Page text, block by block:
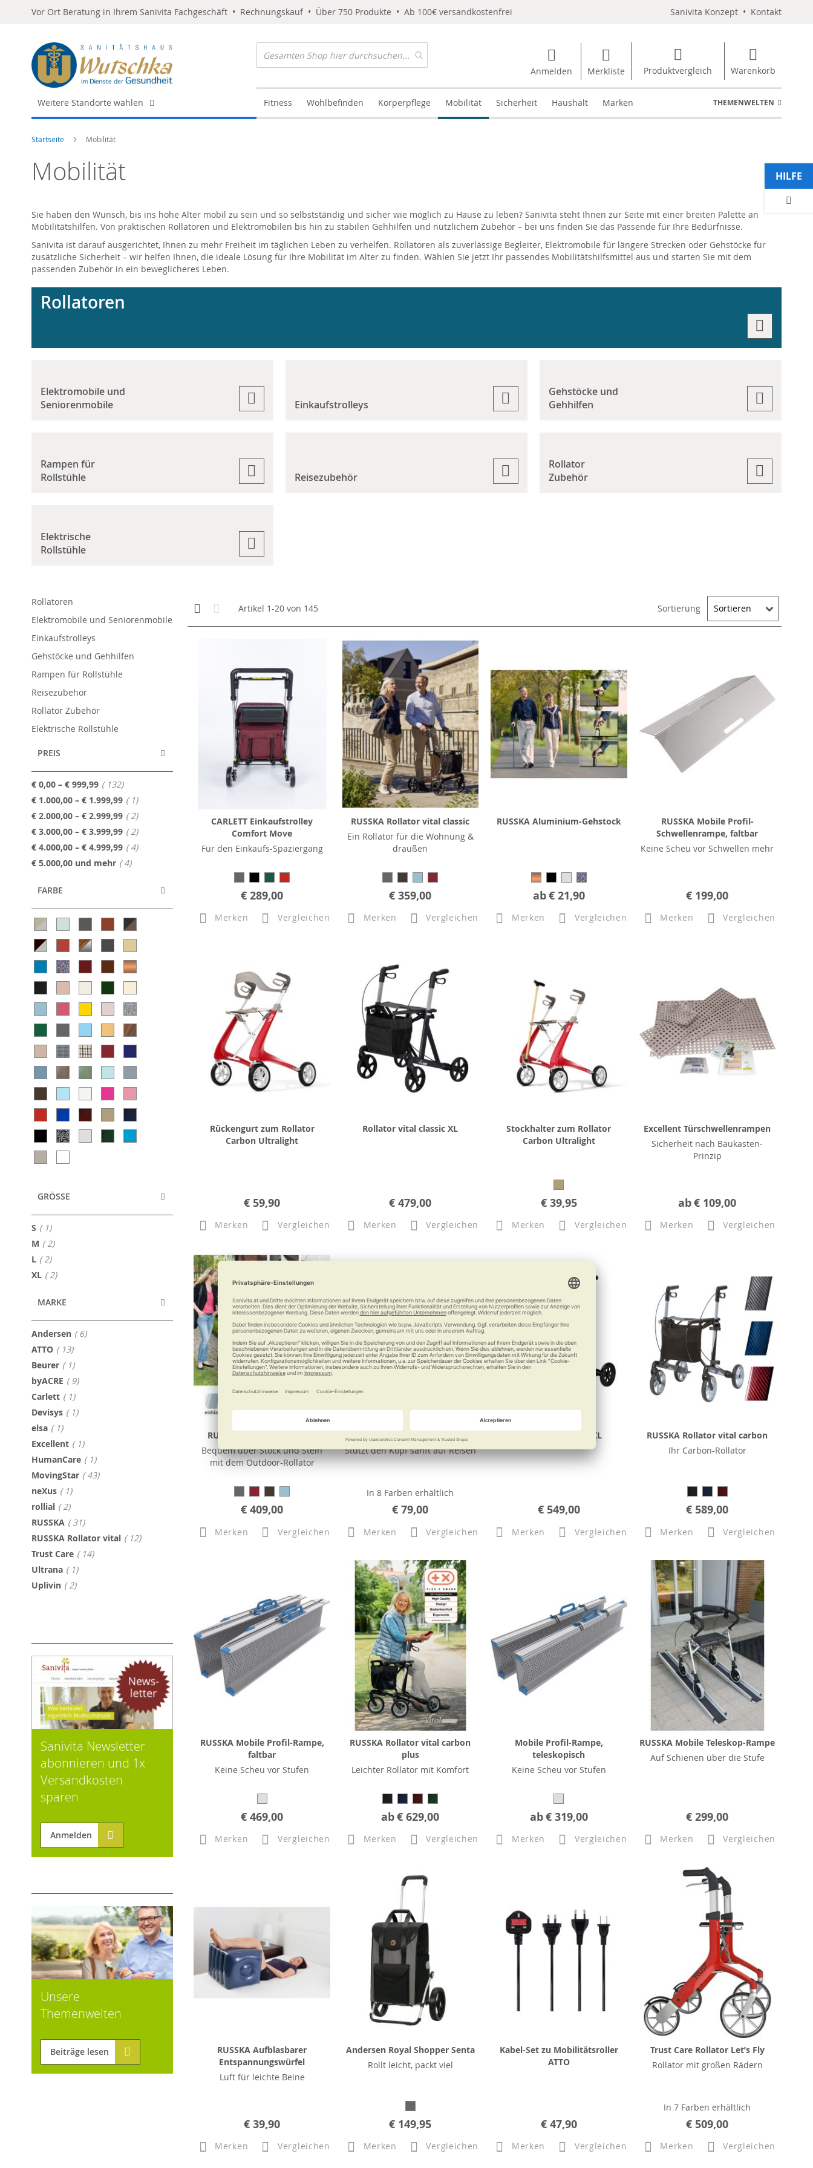
Vor Ort Beratung in Ihrem Sanivita Fachgeschäft • Rechnungskauf • Über 750 Produkte • Ab 100€ versandkostenfrei Sanivita Konzept • Kontakt
Anmelden Merkliste Produktvergleich Warenkorb
Weitere Standorte wählen Fitness Wohlbefinden Körperpflege Mobilität Sicherheit Haushalt Marken THEMENWELTEN
Startseite Mobilität
Mobilität
Sie haben den Wunsch, bis ins hohe Alter mobil zu sein und so selbstständig und sicher wie möglich zu Hause zu leben? Sanivita steht Ihnen zur Seite mit einer breiten Palette an
Mobilitätshilfen. Von praktischen Rollatoren und Elektromobilen bis hin zu stabilen Gehhilfen und nützlichem Zubehör – bei uns finden Sie das Passende für Ihre Bedürfnisse.
Sanivita ist darauf ausgerichtet, Ihnen zu mehr Freiheit im täglichen Leben zu verhelfen. Rollatoren als zuverlässige Begleiter, Elektromobile für längere Strecken oder Gehstöcke für
zusätzliche Sicherheit – wir helfen Ihnen, die ideale Lösung für Ihre Mobilität im Alter zu finden. Wählen Sie jetzt Ihr passendes Mobilitätshilfsmittel aus und starten Sie mit dem
passenden Zubehör in ein beweglicheres Leben.
Rollatoren
Elektromobile und
Seniorenmobile
Einkaufstrolleys
Gehstöcke und
Gehhilfen
Rampen für
Rollstühle
Reisezubehör
Rollator
Zubehör
Elektrische
Rollstühle
Anzeigen
als
Kachelansicht
Artikel 1-20 von 145 Sortierung
CARLETT Einkaufstrolley
Comfort Move
Für den Einkaufs-Spaziergang
€ 289,00
Merken Vergleichen
RUSSKA Rollator vital classic
Ein Rollator für die Wohnung &
draußen
€ 359,00
Merken Vergleichen
RUSSKA Aluminium-Gehstock
ab€ 21,90
Merken Vergleichen
RUSSKA Mobile Profil-
Schwellenrampe, faltbar
Keine Scheu vor Schwellen mehr
€ 199,00
Merken Vergleichen
Rückengurt zum Rollator
Carbon Ultralight
€ 59,90
Merken Vergleichen
Rollator vital classic XL
€ 479,00
Merken Vergleichen
Stockhalter zum Rollator
Carbon Ultralight
€ 39,95
Merken Vergleichen
Excellent Türschwellenrampen
Sicherheit nach Baukasten-
Prinzip
ab€ 109,00
Merken Vergleichen
RUSSKA Rollator vital plus
Bequem über Stock und Stein
mit dem Outdoor-Rollator
€ 409,00
Merken Vergleichen
elsa Halskissen
Stützt den Kopf sanft auf Reisen
In 8 Farben erhältlich
€ 79,00
Merken Vergleichen
Rollator vital plus XL
€ 549,00
Merken Vergleichen
RUSSKA Rollator vital carbon
Ihr Carbon-Rollator
€ 589,00
Merken Vergleichen
RUSSKA Mobile Profil-Rampe,
faltbar
Keine Scheu vor Stufen
€ 469,00
Merken Vergleichen
RUSSKA Rollator vital carbon
plus
Leichter Rollator mit Komfort
ab€ 629,00
Merken Vergleichen
Mobile Profil-Rampe,
teleskopisch
Keine Scheu vor Stufen
ab€ 319,00
Merken Vergleichen
RUSSKA Mobile Teleskop-Rampe
Auf Schienen über die Stufe
€ 299,00
Merken Vergleichen
RUSSKA Aufblasbarer
Entspannungswürfel
Luft für leichte Beine
€ 39,90
Merken Vergleichen
Andersen Royal Shopper Senta
Rollt leicht, packt viel
€ 149,95
Merken Vergleichen
Kabel-Set zu Mobilitätsroller
ATTO
€ 47,90
Merken Vergleichen
Trust Care Rollator Let’s Fly
Rollator mit großen Rädern
In 7 Farben erhältlich
€ 509,00
Merken Vergleichen
Rollatoren
Elektromobile und Seniorenmobile
Einkaufstrolleys
Gehstöcke und Gehhilfen
Rampen für Rollstühle
Reisezubehör
Rollator Zubehör
Elektrische Rollstühle
PREIS
€ 0,00 – € 999,99 132Artikel
€ 1.000,00 – € 1.999,99 1Artikel
€ 2.000,00 – € 2.999,99 2Artikel
€ 3.000,00 – € 3.999,99 2Artikel
€ 4.000,00 – € 4.999,99 4Artikel
€ 5.000,00 und mehr 4Artikel
FARBE
GRÖSSE
S 1Artikel
M 2Artikel
L 2Artikel
XL 2Artikel
MARKE
Andersen 6Artikel
ATTO 13Artikel
Beurer 1Artikel
byACRE 9Artikel
Carlett 1Artikel
Devisys 1Artikel
elsa 1Artikel
Excellent 1Artikel
HumanCare 1Artikel
MovingStar 43Artikel
neXus 1Artikel
rollial 2Artikel
RUSSKA 31Artikel
RUSSKA Rollator vital 12Artikel
Trust Care 14Artikel
Ultrana 1Artikel
Uplivin 2Artikel
Sanivita Newsletter
abonnieren und 1x
Versandkosten
sparen
Anmelden
Unsere
Themenwelten
Beiträge lesen
HILFE